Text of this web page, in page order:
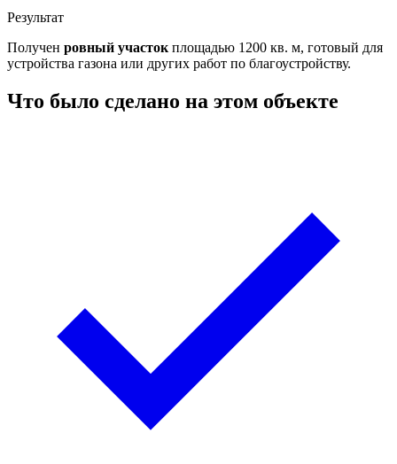
Результат
Получен ровный участокплощадью 1200 кв. м, готовый для
устройства газона или других работ по благоустройству.
Что было сделано на этом объекте